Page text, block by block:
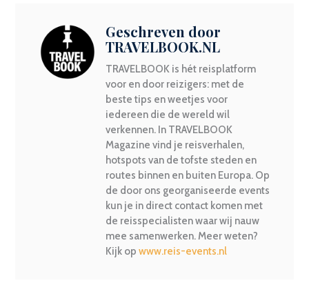
Geschreven door
TRAVELBOOK.NL
TRAVELBOOK is hét reisplatform
voor en door reizigers: met de
beste tips en weetjes voor
iedereen die de wereld wil
verkennen. In TRAVELBOOK
Magazine vind je reisverhalen,
hotspots van de tofste steden en
routes binnen en buiten Europa. Op
de door ons georganiseerde events
kun je in direct contact komen met
de reisspecialisten waar wij nauw
mee samenwerken. Meer weten?
Kijk op www.reis-events.nl